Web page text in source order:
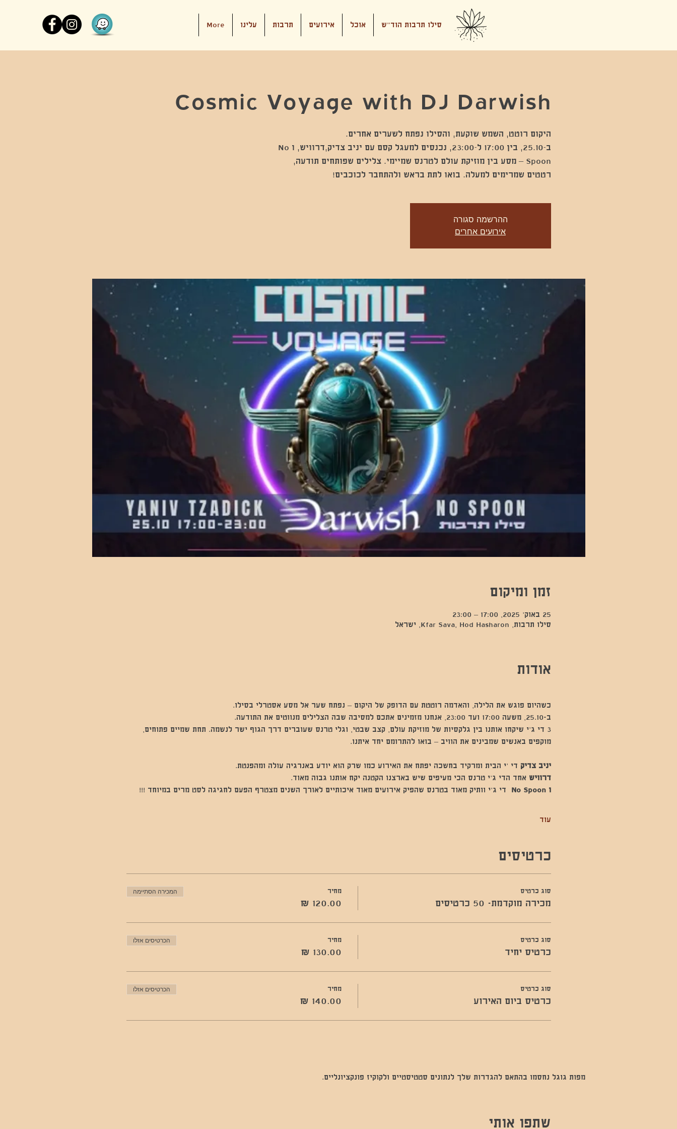
סילו תרבות הוד"ש אוכל אירועים תרבות עלינו More
Cosmic Voyage with DJ Darwish
ב-25.10, בין 17:00 ל-23:00, נכנסים למעגל קסם עם יניב צדיק,דרוויש, ו No
Spoon – מסע בין מוזיקת עולם לטרנס שמיימי. צלילים שפותחים תודעה,
רטטים שמרימים למעלה. בואו לתת בראש ולהתחבר לכוכבים!
ההרשמה סגורה
אירועים אחרים
זמן ומיקום
25 באוק׳ 2025, 17:00 – 23:00
סילו תרבות, Kfar Sava, Hod Hasharon, ישראל
אודות
כשהיום פוגש את הלילה, והאדמה רוטטת עם הדופק של היקום – נפתח שער אל מסע אסטרלי בסילו.
ב-25.10, משעה 17:00 ועד 23:00, אנחנו מזמינים אתכם למסיבה שבה הצלילים מנווטים את התודעה.
3 די ג'י שיקחו אותנו בין גלקסיות של מוזיקת עולם, קצב שבטי, וגלי טרנס שעוברים דרך הגוף ישר לנשמה. תחת שמיים פתוחים,
מוקפים באנשים שמבינים את הוויב – בואו להתרומם יחד איתנו.
יניב צדיק די 'י הבית ומרקיד בחשכה יפתח את האירוע כמו שרק הוא יודע באנרגיה עולה ומהפנטת.
דרוויש אחד הדי ג'י טרנס הכי מעיפים שיש בארצנו הקטנה יקח אותנו גבוה מאוד.
ו No Spoon
די ג'י וותיק מאוד בטרנס שהפיק אירועים מאוד איכותיים לאורך השנים מצטרף הפעם לחגיגה לסט מרים במיוחד !!!
עוד
כרטיסים
סוג כרטיס
מכירה מוקדמת- 50 כרטיסים
מחיר המכירה הסתיימה
סוג כרטיס
כרטיס יחיד
מחיר הכרטיסים אזלו
סוג כרטיס
כרטיס ביום האירוע
מחיר הכרטיסים אזלו
מפות גוגל נחסמו בהתאם להגדרות שלך לנתונים סטטיסטיים ולקוקיז פונקציונליים.
שתפו אותי